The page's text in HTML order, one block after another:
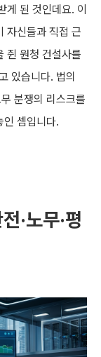
된 것인데요. 이
자신들과 직접 근
쥔 원청 건설사를
있습니다. 법의
분쟁의 리스크를
인 셈입니다.
·노무·평